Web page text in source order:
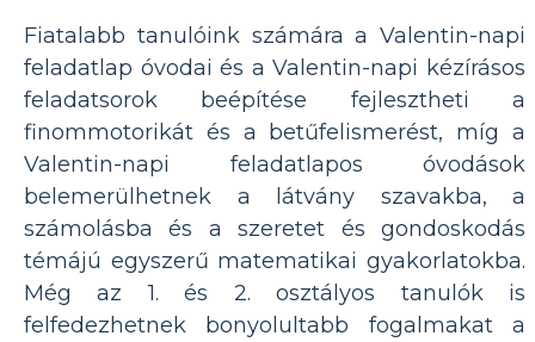
Fiatalabb tanulóink ​​számára a Valentin-napi
feladatlap óvodai és a Valentin-napi kézírásos
feladatsorok beépítése fejlesztheti a
finommotorikát és a betűfelismerést, míg a
Valentin-napi feladatlapos óvodások
belemerülhetnek a látvány szavakba, a
számolásba és a szeretet és gondoskodás
témájú egyszerű matematikai gyakorlatokba.
Még az 1. és 2. osztályos tanulók is
felfedezhetnek bonyolultabb fogalmakat a